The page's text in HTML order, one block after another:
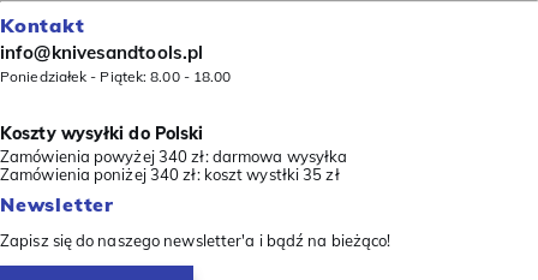
Kontakt
info@knivesandtools.pl
Poniedziałek - Piątek: 8.00 - 18.00
Koszty wysyłki do Polski
Zamówienia powyżej 340 zł: darmowa wysyłka
Zamówienia poniżej 340 zł: koszt wystłki 35 zł
Newsletter
Zapisz się do naszego newsletter'a i bądź na bieżąco!